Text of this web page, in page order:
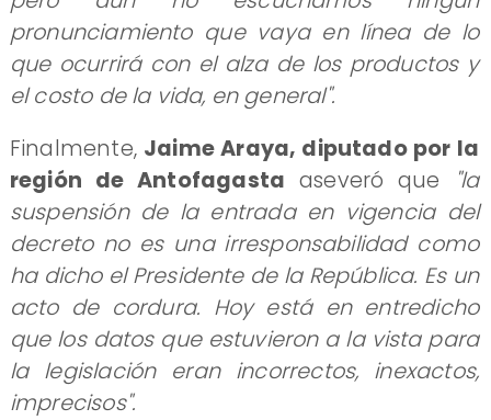
pronunciamiento que vaya en línea de lo
que ocurrirá con el alza de los productos y
el costo de la vida, en general".
Finalmente, Jaime Araya, diputado por la
región de Antofagasta aseveró que
"la
suspensión de la entrada en vigencia del
decreto no es una irresponsabilidad como
ha dicho el Presidente de la República. Es un
acto de cordura. Hoy está en entredicho
que los datos que estuvieron a la vista para
la legislación eran incorrectos, inexactos,
imprecisos".